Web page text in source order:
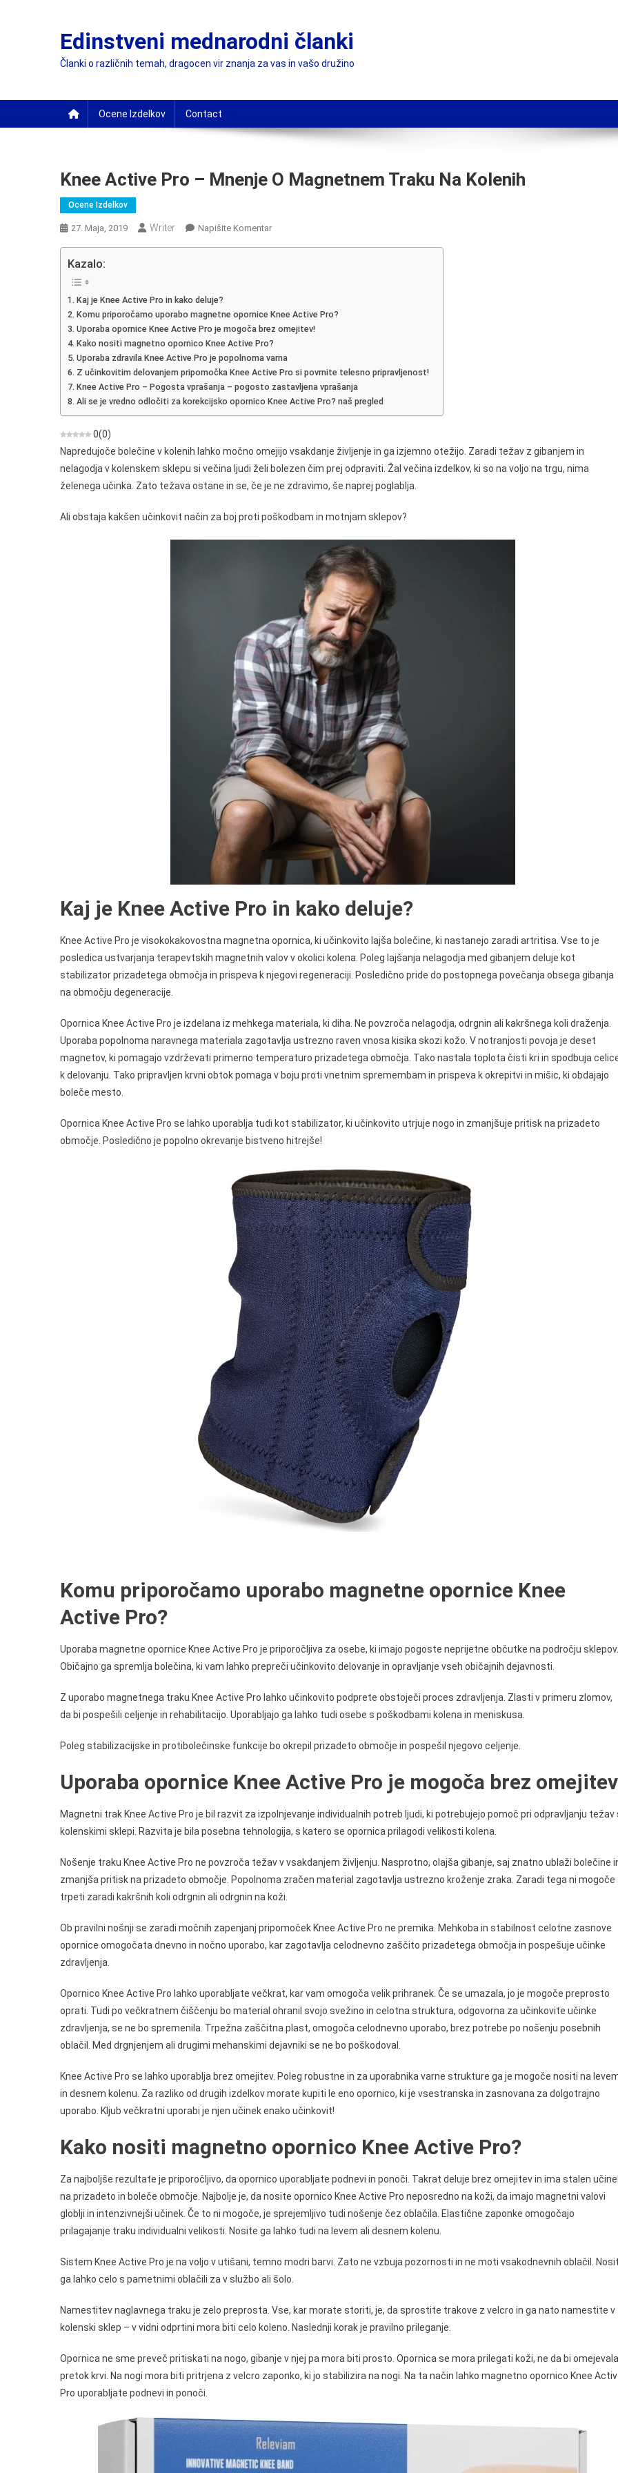
Edinstveni mednarodni članki
Članki o različnih temah, dragocen vir znanja za vas in vašo družino
Ocene Izdelkov Contact
Knee Active Pro – Mnenje O Magnetnem Traku Na Kolenih
Ocene Izdelkov
27. Maja, 2019 Writer Napišite KomentarOn
Magnetnem
Traku
Na
Kolenih
Kazalo:
Kaj je Knee Active Pro in kako deluje?
Komu priporočamo uporabo magnetne opornice Knee Active Pro?
Uporaba opornice Knee Active Pro je mogoča brez omejitev!
Kako nositi magnetno opornico Knee Active Pro?
Uporaba zdravila Knee Active Pro je popolnoma varna
Z učinkovitim delovanjem pripomočka Knee Active Pro si povrnite telesno pripravljenost!
Knee Active Pro – Pogosta vprašanja – pogosto zastavljena vprašanja
Ali se je vredno odločiti za korekcijsko opornico Knee Active Pro? naš pregled
0(0)
Napredujoče bolečine v kolenih lahko močno omejijo vsakdanje življenje in ga izjemno otežijo. Zaradi težav z gibanjem in
nelagodja v kolenskem sklepu si večina ljudi želi bolezen čim prej odpraviti. Žal večina izdelkov, ki so na voljo na trgu, nima
želenega učinka. Zato težava ostane in se, če je ne zdravimo, še naprej poglablja.
Ali obstaja kakšen učinkovit način za boj proti poškodbam in motnjam sklepov?
Kaj je Knee Active Pro in kako deluje?
Knee Active Pro je visokokakovostna magnetna opornica, ki učinkovito lajša bolečine, ki nastanejo zaradi artritisa. Vse to je
posledica ustvarjanja terapevtskih magnetnih valov v okolici kolena. Poleg lajšanja nelagodja med gibanjem deluje kot
stabilizator prizadetega območja in prispeva k njegovi regeneraciji. Posledično pride do postopnega povečanja obsega gibanja
na območju degeneracije.
Opornica Knee Active Pro je izdelana iz mehkega materiala, ki diha. Ne povzroča nelagodja, odrgnin ali kakršnega koli draženja.
Uporaba popolnoma naravnega materiala zagotavlja ustrezno raven vnosa kisika skozi kožo. V notranjosti povoja je deset
magnetov, ki pomagajo vzdrževati primerno temperaturo prizadetega območja. Tako nastala toplota čisti kri in spodbuja
k delovanju. Tako pripravljen krvni obtok pomaga v boju proti vnetnim spremembam in prispeva k okrepitvi in mišic, ki obdajajo
boleče mesto.
Opornica Knee Active Pro se lahko uporablja tudi kot stabilizator, ki učinkovito utrjuje nogo in zmanjšuje pritisk na prizadeto
območje. Posledično je popolno okrevanje bistveno hitrejše!
Komu priporočamo uporabo magnetne opornice Knee
Active Pro?
Uporaba magnetne opornice Knee Active Pro je priporočljiva za osebe, ki imajo pogoste neprijetne občutke na področju sklepov.
Običajno ga spremlja bolečina, ki vam lahko prepreči učinkovito delovanje in opravljanje vseh običajnih dejavnosti.
Z uporabo magnetnega traku Knee Active Pro lahko učinkovito podprete obstoječi proces zdravljenja. Zlasti v primeru zlomov,
da bi pospešili celjenje in rehabilitacijo. Uporabljajo ga lahko tudi osebe s poškodbami kolena in meniskusa.
Poleg stabilizacijske in protibolečinske funkcije bo okrepil prizadeto območje in pospešil njegovo celjenje.
Uporaba opornice Knee Active Pro je mogoča brez
Magnetni trak Knee Active Pro je bil razvit za izpolnjevanje individualnih potreb ljudi, ki potrebujejo pomoč pri odpravljanju težav
kolenskimi sklepi. Razvita je bila posebna tehnologija, s katero se opornica prilagodi velikosti kolena.
Nošenje traku Knee Active Pro ne povzroča težav v vsakdanjem življenju. Nasprotno, olajša gibanje, saj znatno ublaži bolečine
zmanjša pritisk na prizadeto območje. Popolnoma zračen material zagotavlja ustrezno kroženje zraka. Zaradi tega ni mogoče
trpeti zaradi kakršnih koli odrgnin ali odrgnin na koži.
Ob pravilni nošnji se zaradi močnih zapenjanj pripomoček Knee Active Pro ne premika. Mehkoba in stabilnost celotne zasnove
opornice omogočata dnevno in nočno uporabo, kar zagotavlja celodnevno zaščito prizadetega območja in pospešuje učinke
zdravljenja.
Opornico Knee Active Pro lahko uporabljate večkrat, kar vam omogoča velik prihranek. Če se umazala, jo je mogoče preprosto
oprati. Tudi po večkratnem čiščenju bo material ohranil svojo svežino in celotna struktura, odgovorna za učinkovite učinke
zdravljenja, se ne bo spremenila. Trpežna zaščitna plast, omogoča celodnevno uporabo, brez potrebe po nošenju posebnih
oblačil. Med drgnjenjem ali drugimi mehanskimi dejavniki se ne bo poškodoval.
Knee Active Pro se lahko uporablja brez omejitev. Poleg robustne in za uporabnika varne strukture ga je mogoče nositi na
in desnem kolenu. Za razliko od drugih izdelkov morate kupiti le eno opornico, ki je vsestranska in zasnovana za dolgotrajno
uporabo. Kljub večkratni uporabi je njen učinek enako učinkovit!
Kako nositi magnetno opornico Knee Active Pro?
Za najboljše rezultate je priporočljivo, da opornico uporabljate podnevi in ponoči. Takrat deluje brez omejitev in ima stalen
na prizadeto in boleče območje. Najbolje je, da nosite opornico Knee Active Pro neposredno na koži, da imajo magnetni valovi
globlji in intenzivnejši učinek. Če to ni mogoče, je sprejemljivo tudi nošenje čez oblačila. Elastične zaponke omogočajo
prilagajanje traku individualni velikosti. Nosite ga lahko tudi na levem ali desnem kolenu.
Sistem Knee Active Pro je na voljo v utišani, temno modri barvi. Zato ne vzbuja pozornosti in ne moti vsakodnevnih oblačil.
ga lahko celo s pametnimi oblačili za v službo ali šolo.
Namestitev naglavnega traku je zelo preprosta. Vse, kar morate storiti, je, da sprostite trakove z velcro in ga nato namestite v
kolenski sklep – v vidni odprtini mora biti celo koleno. Naslednji korak je pravilno prileganje.
Opornica ne sme preveč pritiskati na nogo, gibanje v njej pa mora biti prosto. Opornica se mora prilegati koži, ne da bi omejevala
pretok krvi. Na nogi mora biti pritrjena z velcro zaponko, ki jo stabilizira na nogi. Na ta način lahko magnetno opornico Knee
Pro uporabljate podnevi in ponoči.